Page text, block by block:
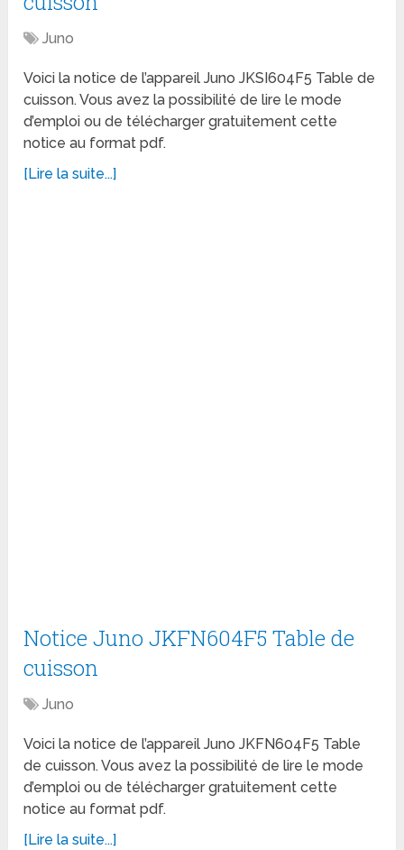
Juno
Voici la notice de l’appareil Juno JKSI604F5 Table de
cuisson. Vous avez la possibilité de lire le mode
d’emploi ou de télécharger gratuitement cette
notice au format pdf.
[Lire la suite...]
Notice Juno JKFN604F5 Table de
cuisson
Juno
Voici la notice de l’appareil Juno JKFN604F5 Table
de cuisson. Vous avez la possibilité de lire le mode
d’emploi ou de télécharger gratuitement cette
notice au format pdf.
[Lire la suite...]